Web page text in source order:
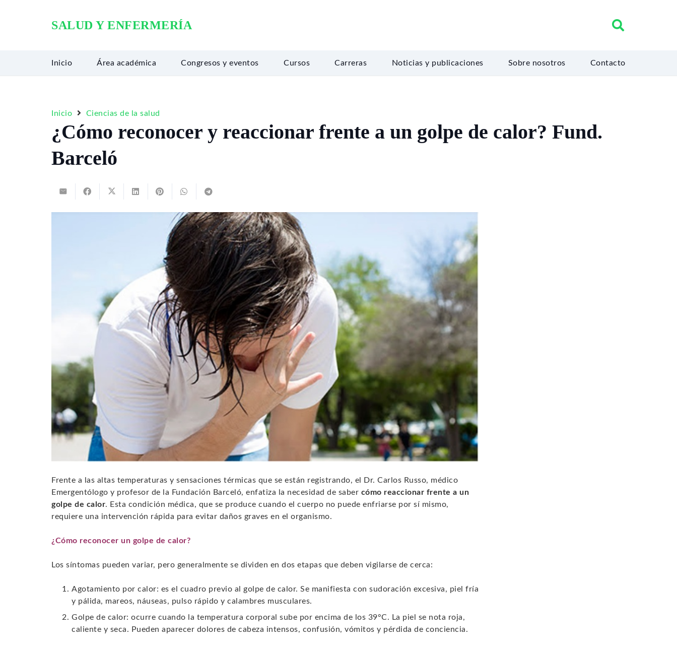
SALUD Y ENFERMERÍA
Inicio Área académica Congresos y eventos Cursos Carreras Noticias y publicaciones Sobre nosotros Contacto
Inicio Ciencias de la salud
¿Cómo reconocer y reaccionar frente a un golpe de calor? Fund.
Barceló
Frente a las altas temperaturas y sensaciones térmicas que se están registrando, el Dr. Carlos Russo, médico
Emergentólogo y profesor de la Fundación Barceló, enfatiza la necesidad de saber cómo reaccionar frente a un
golpe de calor. Esta condición médica, que se produce cuando el cuerpo no puede enfriarse por sí mismo,
requiere una intervención rápida para evitar daños graves en el organismo.
¿Cómo reconocer un golpe de calor?
Los síntomas pueden variar, pero generalmente se dividen en dos etapas que deben vigilarse de cerca:
Agotamiento por calor: es el cuadro previo al golpe de calor. Se manifiesta con sudoración excesiva, piel fría
y pálida, mareos, náuseas, pulso rápido y calambres musculares.
Golpe de calor: ocurre cuando la temperatura corporal sube por encima de los 39°C. La piel se nota roja,
caliente y seca. Pueden aparecer dolores de cabeza intensos, confusión, vómitos y pérdida de conciencia.